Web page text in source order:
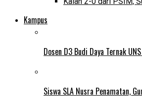
Kampus
Dosen D3 Budi Daya Ternak
Siswa SLA Nusra Penamatan,